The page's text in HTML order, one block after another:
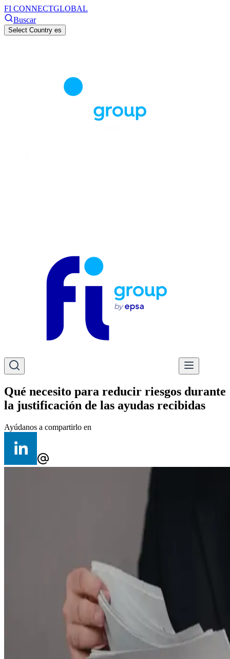
FI CONNECTGLOBAL
Buscar
Select Country es
Qué necesito para reducir riesgos durante
la justificación de las ayudas recibidas
Ayúdanos a compartirlo en